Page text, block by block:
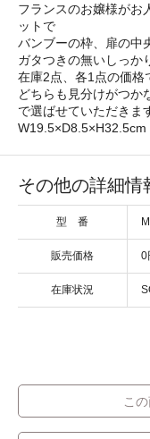
フランスのお嬢様がお
ットで
バンブーの枠、扉の中
ガタつきの無いしっか
在庫2点、各1点の価格
どちらも見分けがつか
で選ばせていただきま
W19.5×D8.5×H32.5cm
その他の詳細情
型 番
販売価格 0
在庫状況
こ